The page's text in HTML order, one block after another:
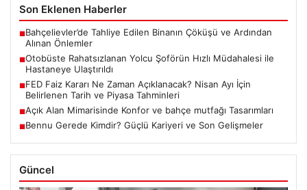
Son Eklenen Haberler
■Bahçelievler’de Tahliye Edilen Binanın Çöküşü ve Ardından
Alınan Önlemler
■Otobüste Rahatsızlanan Yolcu Şoförün Hızlı Müdahalesi ile
Hastaneye Ulaştırıldı
■FED Faiz Kararı Ne Zaman Açıklanacak? Nisan Ayı İçin
Belirlenen Tarih ve Piyasa Tahminleri
■Açık Alan Mimarisinde Konfor ve bahçe mutfağı Tasarımları
■Bennu Gerede Kimdir? Güçlü Kariyeri ve Son Gelişmeler
Güncel